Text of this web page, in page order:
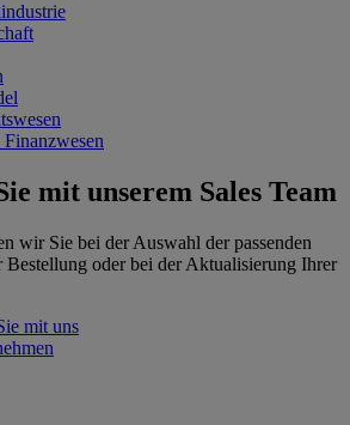
mit unserem Sales Team
wir Sie bei der Auswahl der passenden
Bestellung oder bei der Aktualisierung Ihrer
mit uns